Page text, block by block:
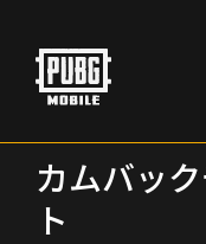
content
カムバッ
ト